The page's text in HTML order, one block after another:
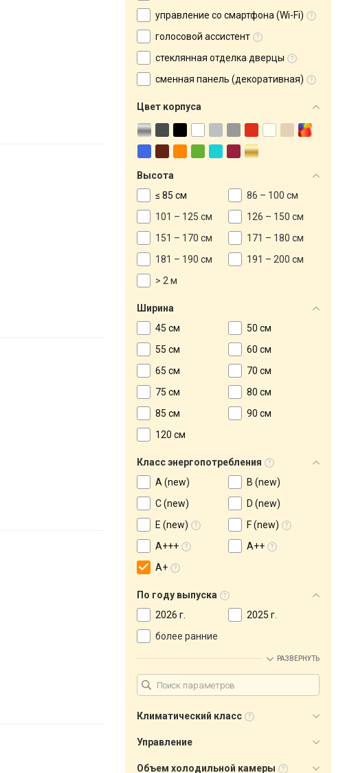
управление со смартфона (Wi-Fi)
голосовой ассистент
стеклянная отделка дверцы
сменная панель (декоративная)
Цвет корпуса
Высота
≤ 85 см
86 – 100 см
101 – 125 см
126 – 150 см
151 – 170 см
171 – 180 см
181 – 190 см
191 – 200 см
> 2 м
Ширина
45 см
50 см
55 см
60 см
65 см
70 см
75 см
80 см
85 см
90 см
120 см
Класс энергопотребления
A (new)
B (new)
C (new)
D (new)
E (new)
F (new)
A+++
A++
A+
По году выпуска
2026 г.
2025 г.
более ранние
РАЗВЕРНУТЬ
Климатический класс
Управление
Объем холодильной камеры